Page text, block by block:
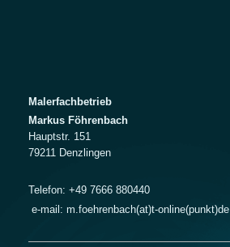
Malerfachbetrieb
Markus Föhrenbach
Hauptstr. 151
79211 Denzlingen
Telefon: +49 7666 880440
e-mail: m.foehrenbach(at)t-online(punkt)de